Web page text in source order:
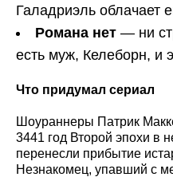
Галадриэль облачает
Романа нет — ни
есть муж, Келеборн, и
Что придумал сериал
Шоураннеры Патрик
3441 год Второй эпохи в
перенесли прибытие
Незнакомец, упавший с